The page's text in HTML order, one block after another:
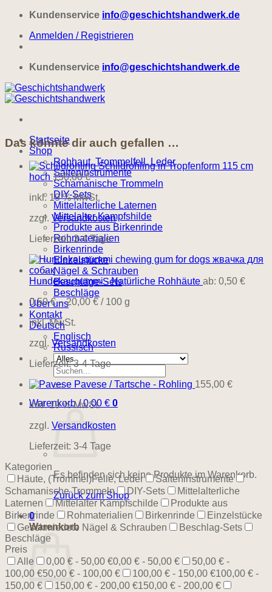
Zum
springen
Kundenservice info@geschichtshandwerk.de
Anmelden / Registrieren
Kundenservice info@geschichtshandwerk.de
Startseite
Shop
Rohhaut, Trommelfell, Leder
Saiteninstrumente
Schamanische Trommeln
DIY-Sets
Mittelalterliche Laternen
Mittelalter Kampfshilde
Produkte aus Birkenrinde
Rohmaterialien
Birkenrinde
Einzelstücke
Nägel & Schrauben
Beschläge-Sets
Beschläge
Über uns
Kontakt
Deutsch
Englisch
Russisch
Suchen
nach:
Warenkorb /0,00 € 0
Es befinden sich keine Produkte im Warenkorb.
Zurück zum Shop
0
Warenkorb
Das könnte dir auch gefallen …
Schildrohling in Tropfenform 115 cm
hoch 150,00€
inkl. 19 % MwSt.
zzgl. Versandkosten
Lieferzeit:3-4 Tage
Hundekaugummi - Natürliche Rohhäute ab: 0,50 €
0,50€–20,00 € / 100 g
inkl. MwSt.
zzgl. Versandkosten
Lieferzeit:3-4 Tage
Pavese / Tartsche - Rohling 155,00 €
inkl. 19 % MwSt.
zzgl. Versandkosten
Lieferzeit: 3-4 Tage
Kategorien
Häute, (Trommel)Felle, Leder
Saiteninstrumente
Schamanische Trommeln
DIY-Sets
Mittelalterliche
Laternen
Mittelalter Kampfschilde
Produkte aus
Birkenrinde
Rohmaterialien Birkenrinde
Einzelstücke
Geschmiedete Nägel & Schrauben
Beschlag-Sets
Beschläge
Preis
Alle
0,00 € - 50,00 €0,00 € - 50,00 €
50,00 € -
100,00 €50,00 € - 100,00 € 100,00 € - 150,00 €100,00 € -
150,00 €
150,00 € - 200,00 €150,00 € - 200,00 €